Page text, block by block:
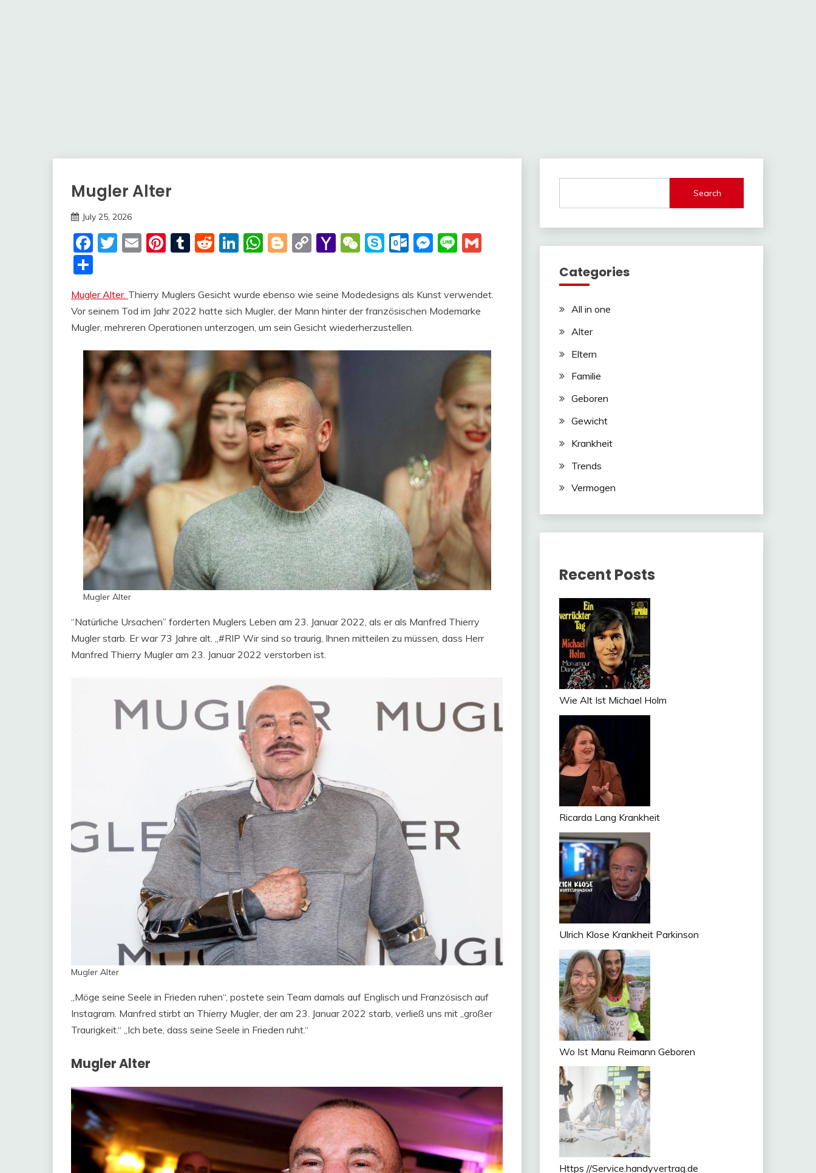
Trends
Mugler Alter
July 25, 2026
Facebook
Twitter
EmailPinterest
Tumblr
Reddit
LinkedIn
WhatsApp
Blogger
CopyYahoo
WeChat
SkypeOutlook.com
Messenger
Line
Mugler Alter. Thierry Muglers Gesicht wurde ebenso wie seine Modedesigns als Kunst verwendet.
Vor seinem Tod im Jahr 2022 hatte sich Mugler, der Mann hinter der französischen Modemarke
Mugler, mehreren Operationen unterzogen, um sein Gesicht wiederherzustellen.
Mugler Alter
“Natürliche Ursachen” forderten Muglers Leben am 23. Januar 2022, als er als Manfred Thierry
Mugler starb. Er war 73 Jahre alt. „#RIP Wir sind so traurig, Ihnen mitteilen zu müssen, dass Herr
Manfred Thierry Mugler am 23. Januar 2022 verstorben ist.
Mugler Alter
„Möge seine Seele in Frieden ruhen“, postete sein Team damals auf Englisch und Französisch auf
Instagram. Manfred stirbt an Thierry Mugler, der am 23. Januar 2022 starb, verließ uns mit „großer
Traurigkeit.“ „Ich bete, dass seine Seele in Frieden ruht.“
Mugler Alter
Search
Categories
All in one
Alter
Eltern
Familie
Geboren
Gewicht
Krankheit
Trends
Vermogen
Recent Posts
Wie Alt Ist Michael Holm
Ricarda Lang Krankheit
Ulrich Klose Krankheit Parkinson
Wo Ist Manu Reimann Geboren
Https //Service.handyvertrag.de